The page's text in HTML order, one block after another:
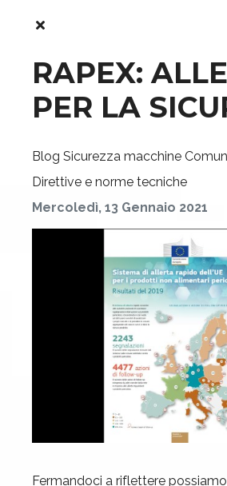
RAPEX:
PER LA
Blog Sicurezza macchine
Direttive e norme tecniche
Mercoledì, 13 Gennaio 2021
Fermandoci a riflettere